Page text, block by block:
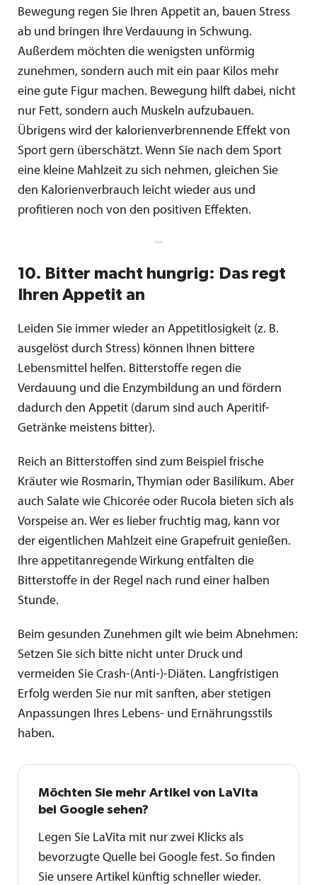
Bewegung regen Sie Ihren Appetit an, bauen Stress
ab und bringen Ihre Verdauung in Schwung.
Außerdem möchten die wenigsten unförmig
zunehmen, sondern auch mit ein paar Kilos mehr
eine gute Figur machen. Bewegung hilft dabei, nicht
nur Fett, sondern auch Muskeln aufzubauen.
Übrigens wird der kalorienverbrennende Effekt von
Sport gern überschätzt. Wenn Sie nach dem Sport
eine kleine Mahlzeit zu sich nehmen, gleichen Sie
den Kalorienverbrauch leicht wieder aus und
profitieren noch von den positiven Effekten.
10. Bitter macht hungrig: Das regt
Ihren Appetit an
Leiden Sie immer wieder an Appetitlosigkeit (z. B.
ausgelöst durch Stress) können Ihnen bittere
Lebensmittel helfen. Bitterstoffe regen die
Verdauung und die Enzymbildung an und fördern
dadurch den Appetit (darum sind auch Aperitif-
Getränke meistens bitter).
Reich an Bitterstoffen sind zum Beispiel frische
Kräuter wie Rosmarin, Thymian oder Basilikum. Aber
auch Salate wie Chicorée oder Rucola bieten sich als
Vorspeise an. Wer es lieber fruchtig mag, kann vor
der eigentlichen Mahlzeit eine Grapefruit genießen.
Ihre appetitanregende Wirkung entfalten die
Bitterstoffe in der Regel nach rund einer halben
Stunde.
Beim gesunden Zunehmen gilt wie beim Abnehmen:
Setzen Sie sich bitte nicht unter Druck und
vermeiden Sie Crash-(Anti-)-Diäten. Langfristigen
Erfolg werden Sie nur mit sanften, aber stetigen
Anpassungen Ihres Lebens- und Ernährungsstils
haben.
Möchten Sie mehr Artikel von LaVita
bei Google sehen?
Legen Sie LaVita mit nur zwei Klicks als
bevorzugte Quelle bei Google fest. So finden
Sie unsere Artikel künftig schneller wieder.